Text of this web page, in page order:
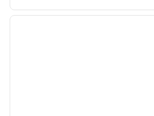
1 din 12